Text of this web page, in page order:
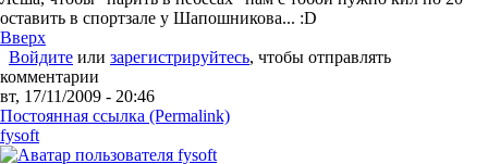
оставить в спортзале у Шапошникова... :D
Вверх
Войдите или зарегистрируйтесь, чтобы отправлять
комментарии
вт, 17/11/2009 - 20:46
Постоянная ссылка (Permalink)
fysoft